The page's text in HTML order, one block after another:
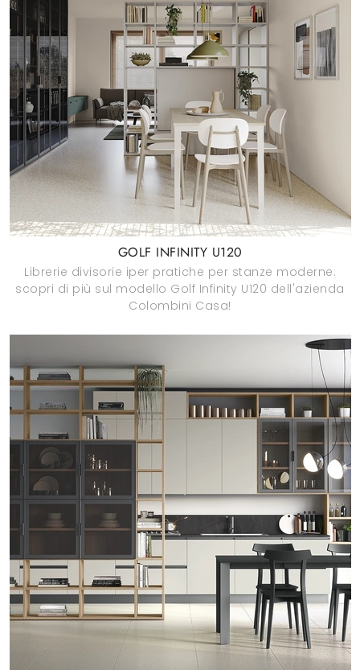
GOLF INFINITY U120
Librerie divisorie iper pratiche per stanze moderne:
scopri di più sul modello Golf Infinity U120 dell'azienda
Colombini Casa!